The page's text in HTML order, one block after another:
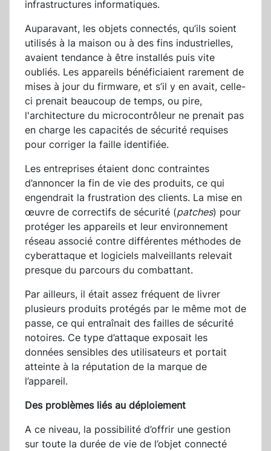
infrastructures informatiques.
Auparavant, les objets connectés, qu’ils soient
utilisés à la maison ou à des fins industrielles,
avaient tendance à être installés puis vite
oubliés. Les appareils bénéficiaient rarement de
mises à jour du firmware, et s’il y en avait, celle-
ci prenait beaucoup de temps, ou pire,
l'architecture du microcontrôleur ne prenait pas
en charge les capacités de sécurité requises
pour corriger la faille identifiée.
Les entreprises étaient donc contraintes
d’annoncer la fin de vie des produits, ce qui
engendrait la frustration des clients. La mise en
œuvre de correctifs de sécurité (patches) pour
protéger les appareils et leur environnement
réseau associé contre différentes méthodes de
cyberattaque et logiciels malveillants relevait
presque du parcours du combattant.
Par ailleurs, il était assez fréquent de livrer
plusieurs produits protégés par le même mot de
passe, ce qui entraînait des failles de sécurité
notoires. Ce type d’attaque exposait les
données sensibles des utilisateurs et portait
atteinte à la réputation de la marque de
l’appareil.
Des problèmes liés au déploiement
A ce niveau, la possibilité d’offrir une gestion
sur toute la durée de vie de l’objet connecté